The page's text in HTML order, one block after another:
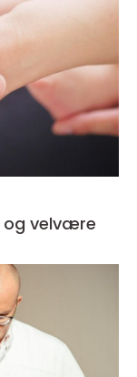
og velvære